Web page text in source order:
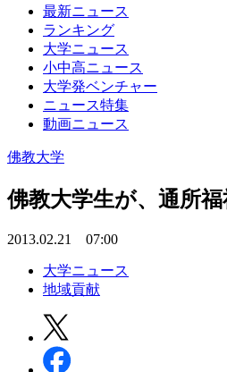
最新ニュース
ランキング
大学ニュース
小中高ニュース
大学発ベンチャー
ニュース特集
動画ニュース
佛教大学
佛教大学生が、通所
2013.02.21 07:00
大学ニュース
地域貢献